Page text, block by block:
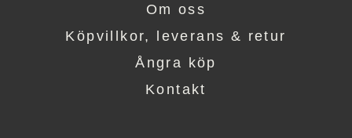
Om oss
Köpvillkor, leverans & retur
Ångra köp
Kontakt